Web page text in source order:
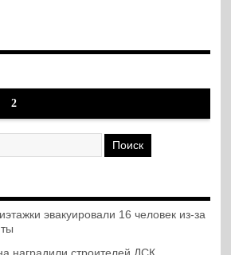
2
эвакуировали 16 человек из-за